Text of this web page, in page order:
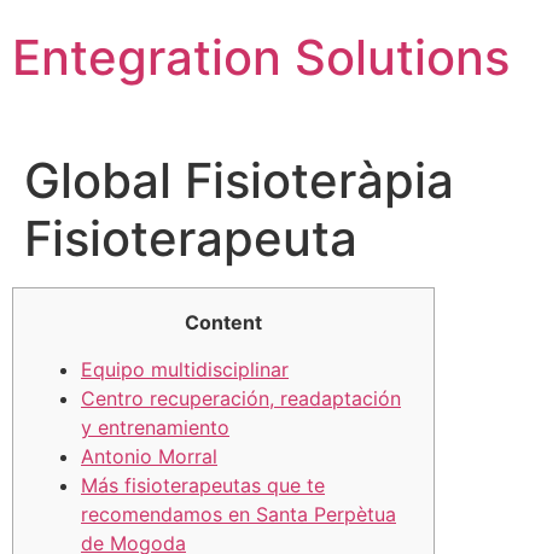
to
content
Entegration Solutions
Global Fisioteràpia
Fisioterapeuta
Content
Equipo multidisciplinar
Centro recuperación, readaptación
y entrenamiento
Antonio Morral
Más fisioterapeutas que te
recomendamos en Santa Perpètua
de Mogoda